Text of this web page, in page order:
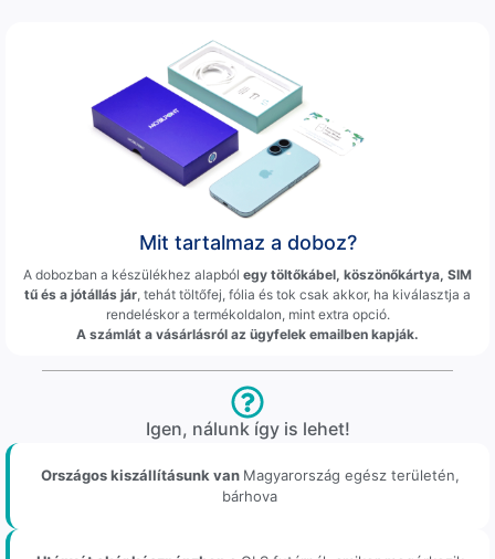
Mit tartalmaz a doboz?
A dobozban a készülékhez alapból egy töltőkábel, köszönőkártya, SIM
tű és a jótállás jár , tehát töltőfej, fólia és tok csak akkor, ha kiválasztja a
rendeléskor a termékoldalon, mint extra opció.
A számlát a vásárlásról az ügyfelek emailben kapják.
Igen, nálunk így is lehet!
Országos kiszállításunk van Magyarország egész területén,
bárhova